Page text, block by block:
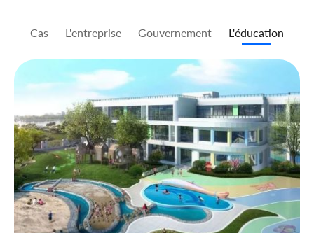
Cas L'entreprise Gouvernement L'éducation